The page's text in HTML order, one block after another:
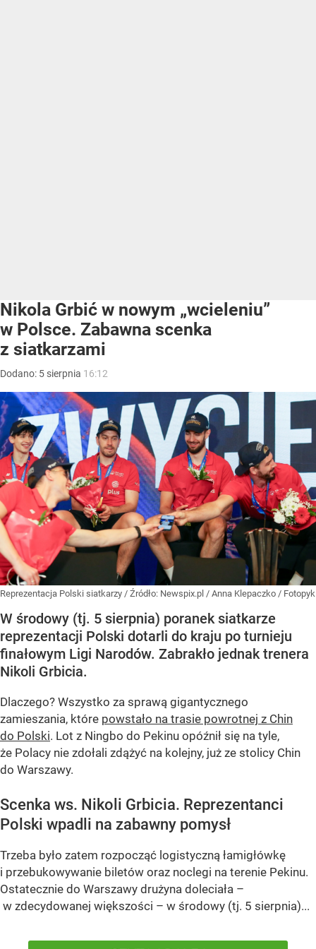
Nikola Grbić w nowym „wcieleniu”
w Polsce. Zabawna scenka
z siatkarzami
Dodano: 5 sierpnia 16:12
Reprezentacja Polski siatkarzy / Źródło: Newspix.pl / Anna Klepaczko / Fotopyk
W środowy (tj. 5 sierpnia) poranek siatkarze
reprezentacji Polski dotarli do kraju po turnieju
finałowym Ligi Narodów. Zabrakło jednak trenera
Nikoli Grbicia.
Dlaczego? Wszystko za sprawą gigantycznego
zamieszania, które powstało na trasie powrotnej z Chin
do Polski. Lot z Ningbo do Pekinu opóźnił się na tyle,
że Polacy nie zdołali zdążyć na kolejny, już ze stolicy Chin
do Warszawy.
Scenka ws. Nikoli Grbicia. Reprezentanci
Polski wpadli na zabawny pomysł
Trzeba było zatem rozpocząć logistyczną łamigłówkę
i przebukowywanie biletów oraz noclegi na terenie Pekinu.
Ostatecznie do Warszawy drużyna doleciała –
w zdecydowanej większości – w środowy (tj. 5 sierpnia)...